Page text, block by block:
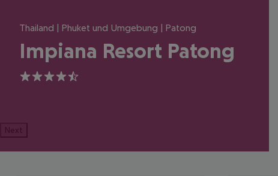
Thailand | Phuket und Umgebung | Patong
Impiana Resort Patong
4.5
Next